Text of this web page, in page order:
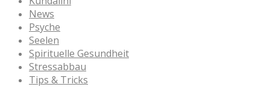
News
Psyche
Seelen
Spirituelle Gesundheit
Stressabbau
Tips & Tricks